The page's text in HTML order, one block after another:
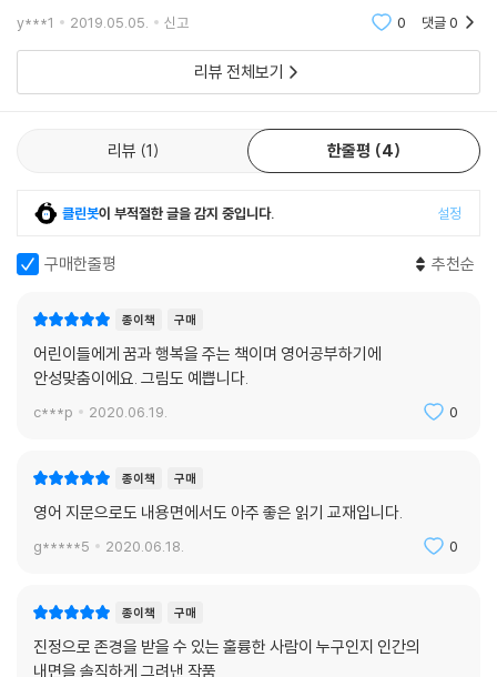
야기입니다. 어니스트는 큰바위 얼굴과 닮은 몇 사람을 만나 실제로 그 사
람과 대화를 하면
y***1 2019.05.05. 신고 0 댓글0
리뷰 전체보기
리뷰 1 한줄평 4
클린봇이 부적절한 글을 감지 중입니다. 설정
구매한줄평 추천순
종이책 구매
어린이들에게 꿈과 행복을 주는 책이며 영어공부하기에
안성맞춤이에요. 그림도 예쁩니다.
c***p 2020.06.19. 0
종이책 구매
영어 지문으로도 내용면에서도 아주 좋은 읽기 교재입니다.
g*****5 2020.06.18. 0
종이책 구매
진정으로 존경을 받을 수 있는 훌륭한 사람이 누구인지 인간의
내면을 솔직하게 그려낸 작품